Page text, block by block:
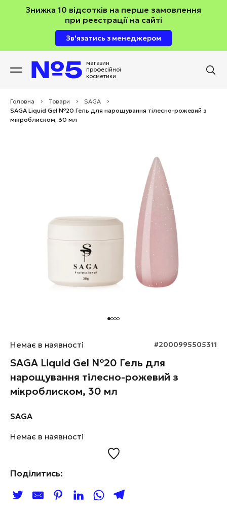
Знижка 10 відсотків на перше замовлення
при реєстрації на сайті
Зв'язатись з менеджером
магазин
професійної
косметики
Головна > Товари > SAGA
>
SAGA Liquid Gel №20 Гель для нарощування тілесно-рожевий з
мікроблиском, 30 мл
Немає в наявності #2000995505311
SAGA Liquid Gel №20 Гель для
нарощування тілесно-рожевий з
мікроблиском, 30 мл
SAGA
Немає в наявності
Поділитись: